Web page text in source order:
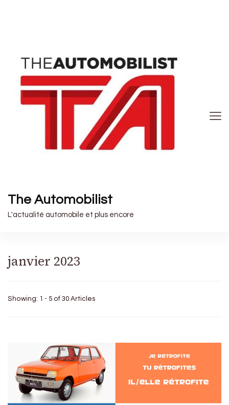
The Automobilist
L'actualité automobile et plus encore
janvier 2023
Showing: 1 - 5 of 30 Articles